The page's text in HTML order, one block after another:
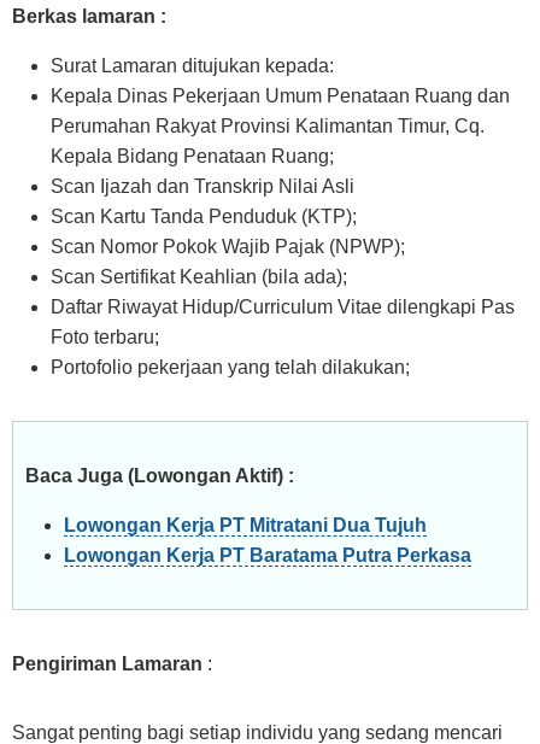
Berkas lamaran :
Surat Lamaran ditujukan kepada:
Kepala Dinas Pekerjaan Umum Penataan Ruang dan
Perumahan Rakyat Provinsi Kalimantan Timur, Cq.
Kepala Bidang Penataan Ruang;
Scan Ijazah dan Transkrip Nilai Asli
Scan Kartu Tanda Penduduk (KTP);
Scan Nomor Pokok Wajib Pajak (NPWP);
Scan Sertifikat Keahlian (bila ada);
Daftar Riwayat Hidup/Curriculum Vitae dilengkapi Pas
Foto terbaru;
Portofolio pekerjaan yang telah dilakukan;
Baca Juga (Lowongan Aktif) :
Lowongan Kerja PT Mitratani Dua Tujuh
Lowongan Kerja PT Baratama Putra Perkasa
Pengiriman Lamaran :
Sangat penting bagi setiap individu yang sedang mencari